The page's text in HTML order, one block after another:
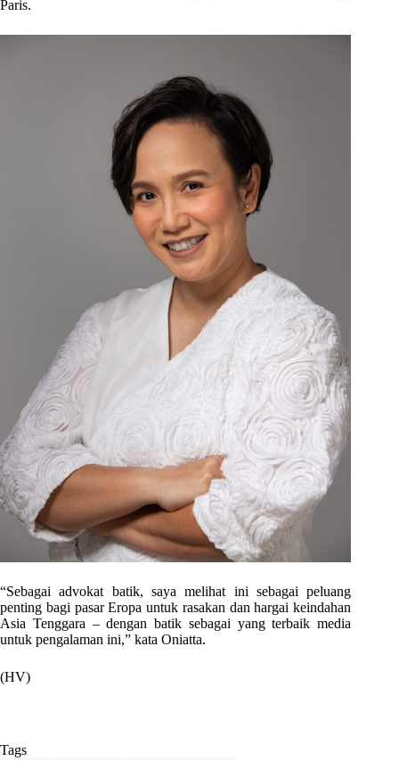
Paris.
“Sebagai advokat batik, saya melihat ini sebagai peluang
penting bagi pasar Eropa untuk rasakan dan hargai keindahan
Asia Tenggara – dengan batik sebagai yang terbaik media
untuk pengalaman ini,” kata Oniatta.
(HV)
Tags